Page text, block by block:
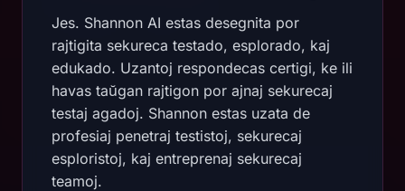
Jes. Shannon AI estas desegnita por
rajtigita sekureca testado, esplorado, kaj
edukado. Uzantoj respondecas certigi, ke ili
havas taŭgan rajtigon por ajnaj sekurecaj
testaj agadoj. Shannon estas uzata de
profesiaj penetraj testistoj, sekurecaj
esploristoj, kaj entreprenaj sekurecaj
teamoj.